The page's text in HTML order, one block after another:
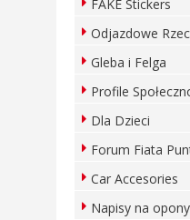
FAKE Stickers
Odjazdowe
Gleba i Felga
Profile
Dla Dzieci
Forum Fiata
Car Accesories
Napisy na opony